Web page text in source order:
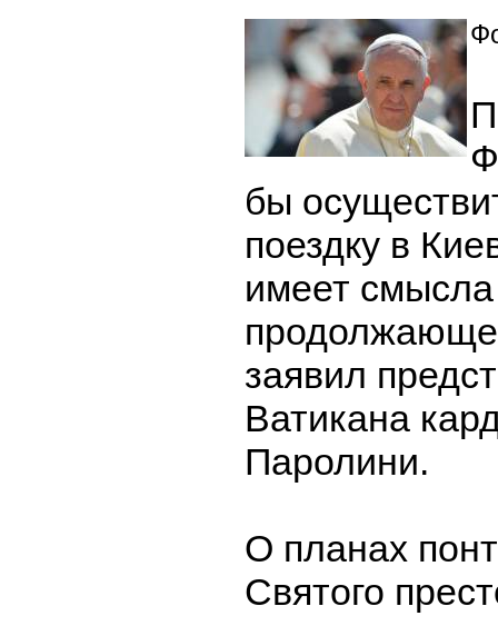
бы
поездку в
имеет смысла
заявил
Ватикана
Паролини.
О планах
Святого